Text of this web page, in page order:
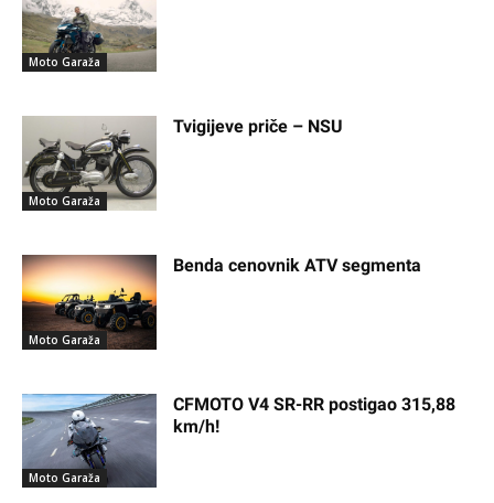
Moto Garaža
Moto Garaža
Tvigijeve priče – NSU
Moto Garaža
Benda cenovnik ATV segmenta
Moto Garaža
CFMOTO V4 SR-RR postigao 315,88
km/h!